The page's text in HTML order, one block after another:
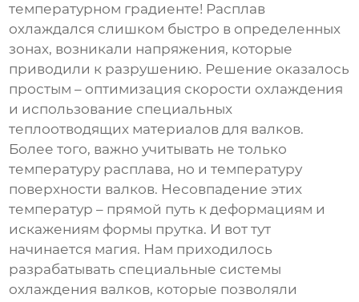
температурном градиенте! Расплав
охлаждался слишком быстро в определенных
зонах, возникали напряжения, которые
приводили к разрушению. Решение оказалось
простым – оптимизация скорости охлаждения
и использование специальных
теплоотводящих материалов для валков.
Более того, важно учитывать не только
температуру расплава, но и температуру
поверхности валков. Несовпадение этих
температур – прямой путь к деформациям и
искажениям формы прутка. И вот тут
начинается магия. Нам приходилось
разрабатывать специальные системы
охлаждения валков, которые позволяли